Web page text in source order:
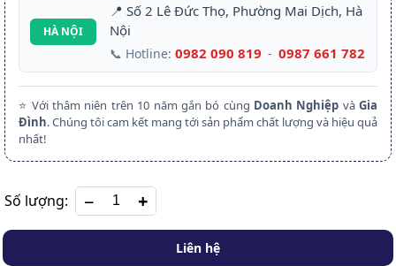
HÀ NỘI
📍 Số 2 Lê Đức Thọ, Phường Mai Dịch, Hà
Nội
📞 Hotline: 0982 090 819 - 0987 661 782
⭐ Với thâm niên trên 10 năm gắn bó cùng Doanh Nghiệp vàGia
Đình. Chúng tôi cam kết mang tới sản phẩm chất lượng và hiệu quả
nhất!
Số lượng: +
Liên hệ